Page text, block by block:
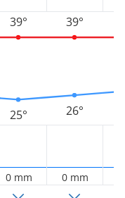
25°
39°
0 mm
26°
39°
0 mm